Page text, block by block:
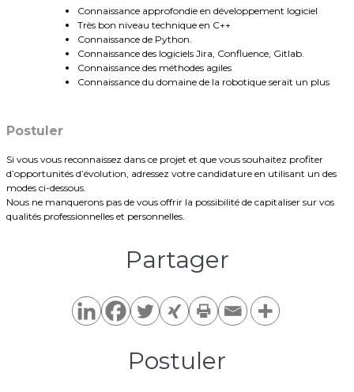
Connaissance approfondie en développement logiciel
Très bon niveau technique en C++
Connaissance de Python.
Connaissance des logiciels Jira, Confluence, Gitlab.
Connaissance des méthodes agiles
Connaissance du domaine de la robotique serait un plus
Postuler
Si vous vous reconnaissez dans ce projet et que vous souhaitez profiter
d’opportunités d’évolution, adressez votre candidature en utilisant un des
modes ci-dessous.
Nous ne manquerons pas de vous offrir la possibilité de capitaliser sur vos
qualités professionnelles et personnelles.
Partager​
Postuler​